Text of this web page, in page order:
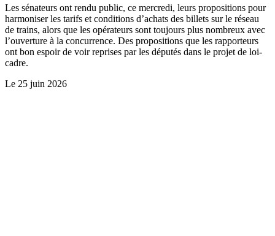
Les sénateurs ont rendu public, ce mercredi, leurs propositions pour
harmoniser les tarifs et conditions d’achats des billets sur le réseau
de trains, alors que les opérateurs sont toujours plus nombreux avec
l’ouverture à la concurrence. Des propositions que les rapporteurs
ont bon espoir de voir reprises par les députés dans le projet de loi-
cadre.
Le 25 juin 2026